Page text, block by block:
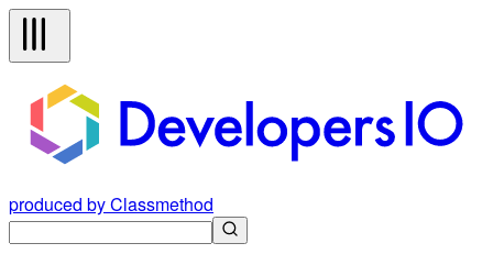
produced by Classmethod